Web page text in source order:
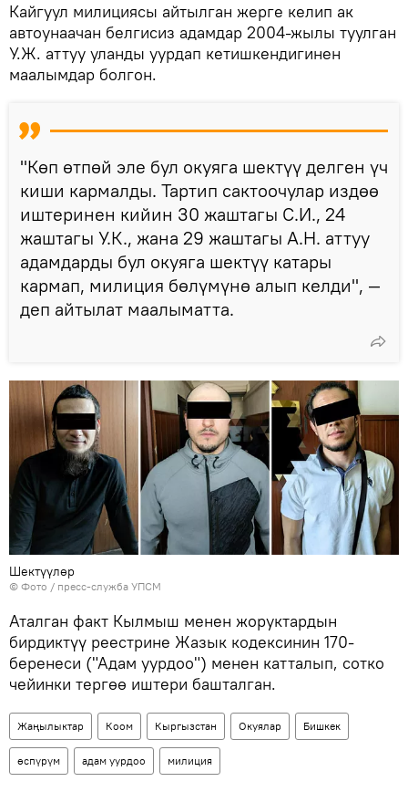
Кайгуул милициясы айтылган жерге келип ак
автоунаачан белгисиз адамдар 2004-жылы туулган
У.Ж. аттуу уланды уурдап кетишкендигинен
маалымдар болгон.
"Көп өтпөй эле бул окуяга шектүү делген үч
киши кармалды. Тартип сактоочулар издөө
иштеринен кийин 30 жаштагы С.И., 24
жаштагы У.К., жана 29 жаштагы А.Н. аттуу
адамдарды бул окуяга шектүү катары
кармап, милиция бөлүмүнө алып келди", —
деп айтылат маалыматта.
Шектүүлөр
© Фото / пресс-служба УПСМ
Аталган факт Кылмыш менен жоруктардын
бирдиктүү реестрине Жазык кодексинин 170-
беренеси ("Адам уурдоо") менен катталып, сотко
чейинки тергөө иштери башталган.
Жаңылыктар Коом Кыргызстан Окуялар Бишкек
өспүрүм адам уурдоо милиция